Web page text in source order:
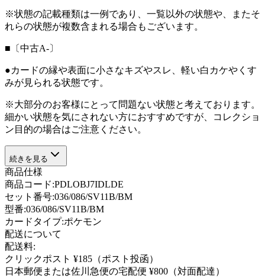
※状態の記載種類は一例であり、一覧以外の状態や、またそ
れらの状態が複数含まれる場合もございます。
■〔中古A-〕
●カードの縁や表面に小さなキズやスレ、軽い白カケやくす
みが見られる状態です。
※大部分のお客様にとって問題ない状態と考えております。
細かい状態を気にされない方におすすめですが、コレクショ
ン目的の場合はご注意ください。
続きを見る
商品仕様
商品コード:PDLOBJ7IDLDE
セット番号:036/086/SV11B/BM
型番:036/086/SV11B/BM
カードタイプ:ポケモン
配送について
配送料:
クリックポスト ¥185（ポスト投函）
日本郵便または佐川急便の宅配便 ¥800（対面配達）